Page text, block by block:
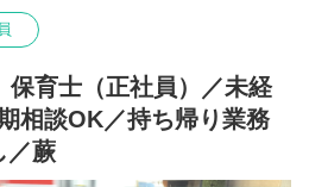
、整備
お迎え
り
へのご対応、伝達・相談
保育士（正社員）／未経
相談OK／持ち帰り業務
／蕨